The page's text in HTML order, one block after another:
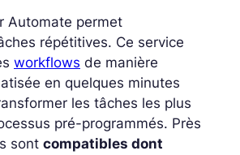
Automate permet
répétitives. Ce service
workflows de manière
en quelques minutes
les tâches les plus
pré-programmés. Près
sont compatibles dont